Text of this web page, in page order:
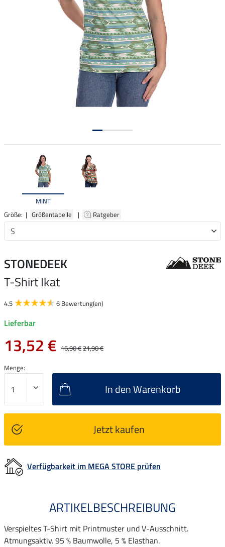
MINT
Größe: | Größentabelle | Ratgeber
STONEDEEK
T-Shirt Ikat
4.5 6 Bewertung(en)
Lieferbar
13,52 € 16,90 €21,90 €
Menge:
In den Warenkorb
Jetzt kaufen
Verfügbarkeit im MEGA STORE prüfen
ARTIKELBESCHREIBUNG
Verspieltes T-Shirt mit Printmuster und V-Ausschnitt.
Atmungsaktiv. 95 % Baumwolle, 5 % Elasthan.